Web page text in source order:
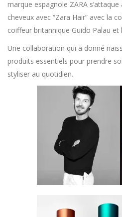
marque espagnole ZARA
cheveux avec “Zara Hair” avec la
coiffeur britannique Guido Palau
Une collaboration qui a donné
produits essentiels pour prendre
styliser au quotidien.